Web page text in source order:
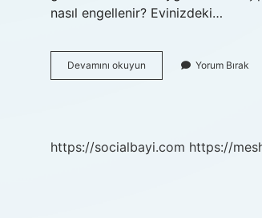
nasıl engellenir? Evinizdeki…
Devamını okuyun Odamda
Ses
Yorum Bırak
https://socialbayi.com https://